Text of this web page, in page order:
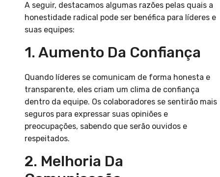
A seguir, destacamos algumas razões pelas quais a
honestidade radical pode ser benéfica para líderes e
suas equipes:
1. Aumento Da Confiança
Quando líderes se comunicam de forma honesta e
transparente, eles criam um clima de confiança
dentro da equipe. Os colaboradores se sentirão mais
seguros para expressar suas opiniões e
preocupações, sabendo que serão ouvidos e
respeitados.
2. Melhoria Da